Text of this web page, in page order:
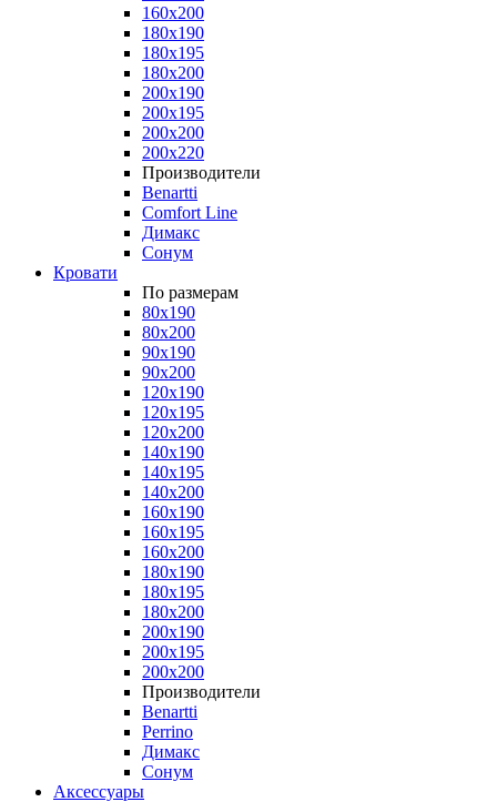
160x200
180x190
180x195
180x200
200x190
200x195
200x200
200x220
Производители
Benartti
Comfort Line
Димакс
Сонум
Кровати
По размерам
80x190
80x200
90x190
90x200
120x190
120x195
120x200
140x190
140x195
140x200
160x190
160x195
160x200
180x190
180x195
180x200
200x190
200x195
200x200
Производители
Benartti
Perrino
Димакс
Сонум
Аксессуары